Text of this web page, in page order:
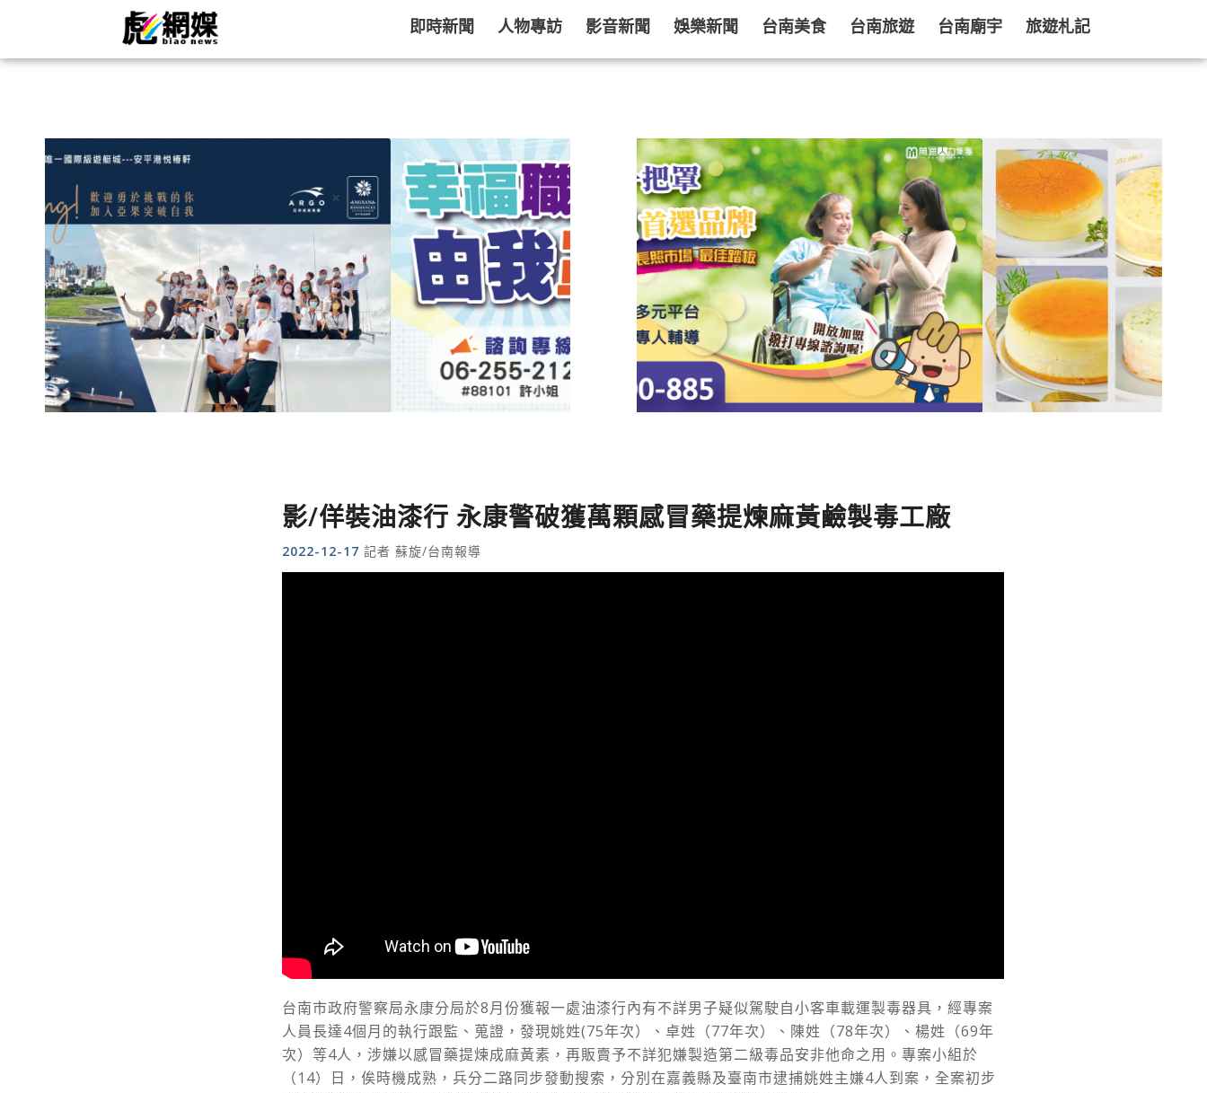
即時新聞 人物專訪 影音新聞 娛樂新聞 台南美食 台南旅遊 台南廟宇 旅遊札記
影/佯裝油漆行 永康警破獲萬顆感冒藥提煉麻黃鹼製毒工廠
2022-12-17 記者 蘇旋/台南報導
台南市政府警察局永康分局於8月份獲報一處油漆行內有不詳男子疑似駕駛自小客車載運製毒器具，經專案
人員長達4個月的執行跟監、蒐證，發現姚姓(75年次）、卓姓（77年次）、陳姓（78年次）、楊姓（69年
次）等4人，涉嫌以感冒藥提煉成麻黃素，再販賣予不詳犯嫌製造第二級毒品安非他命之用。專案小組於
（14）日，俟時機成熟，兵分二路同步發動搜索，分別在嘉義縣及臺南市逮捕姚姓主嫌4人到案，全案初步